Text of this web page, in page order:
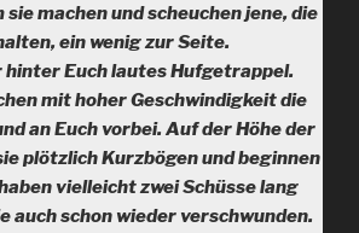
sie machen und scheuchen jene, die
ein wenig zur Seite.
Euch lautes Hufgetrappel.
mit hoher Geschwindigkeit die
an Euch vorbei. Auf der Höhe der
plötzlich Kurzbögen und beginnen
vielleicht zwei Schüsse lang
auch schon wieder verschwunden.